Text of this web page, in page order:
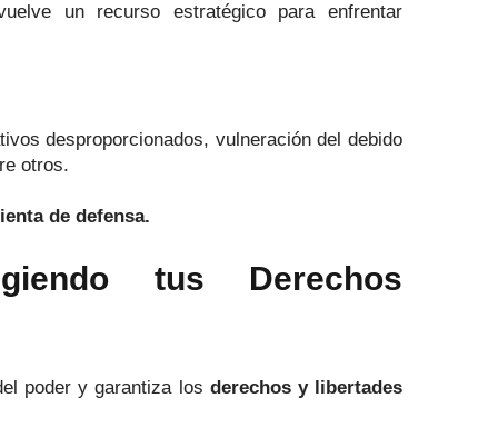
un recurso estratégico para enfrentar
desproporcionados, vulneración del debido
otros.
de defensa.
tus Derechos
poder y garantiza los derechos y libertades